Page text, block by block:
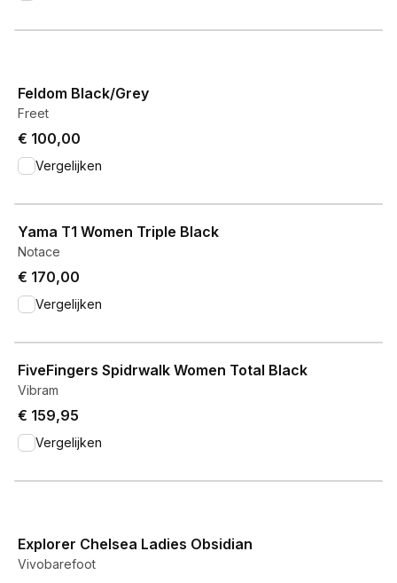
Feldom Black/Grey
Freet
€ 100,00
Vergelijken
Yama T1 Women Triple Black
Notace
€ 170,00
Vergelijken
FiveFingers Spidrwalk Women Total Black
Vibram
€ 159,95
Vergelijken
Explorer Chelsea Ladies Obsidian
Vivobarefoot